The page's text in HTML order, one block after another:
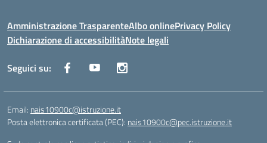
Amministrazione TrasparenteAlbo onlinePrivacy Policy
Dichiarazione di accessibilitàNote legali
Seguici su:
Email: nais10900c@istruzione.it
Posta elettronica certificata (PEC): nais10900c@pec.istruzione.it